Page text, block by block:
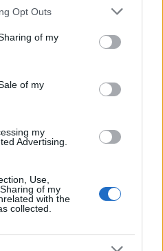
uses one or more Google
behaviour. You may click to
and its third-party tags to
purposes in below Google
Opt Outs
of my
of my
my
Advertising.
Use,
of my
with the
collected.